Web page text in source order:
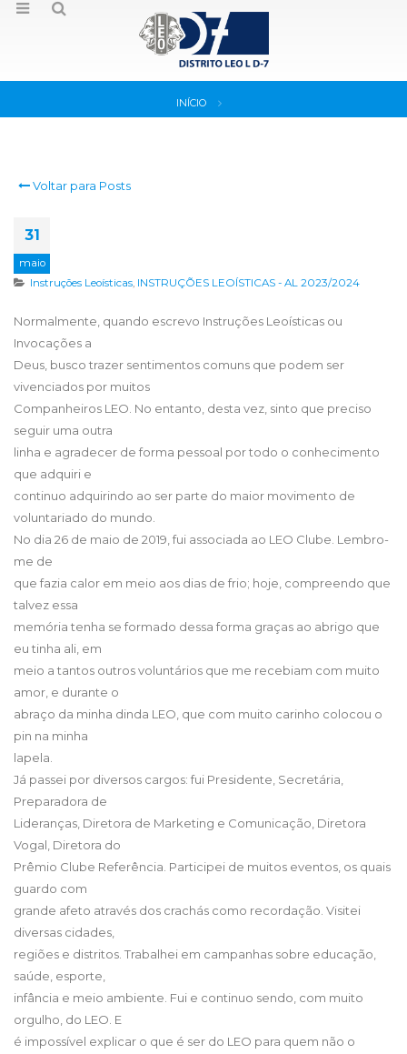
INÍCIO
Voltar para Posts
31
maio
Instruções Leoísticas, INSTRUÇÕES LEOÍSTICAS - AL 2023/2024
Normalmente, quando escrevo Instruções Leoísticas ou
Invocações a
Deus, busco trazer sentimentos comuns que podem ser
vivenciados por muitos
Companheiros LEO. No entanto, desta vez, sinto que preciso
seguir uma outra
linha e agradecer de forma pessoal por todo o conhecimento
que adquiri e
continuo adquirindo ao ser parte do maior movimento de
voluntariado do mundo.
No dia 26 de maio de 2019, fui associada ao LEO Clube. Lembro-
me de
que fazia calor em meio aos dias de frio; hoje, compreendo que
talvez essa
memória tenha se formado dessa forma graças ao abrigo que
eu tinha ali, em
meio a tantos outros voluntários que me recebiam com muito
amor, e durante o
abraço da minha dinda LEO, que com muito carinho colocou o
pin na minha
lapela.
Já passei por diversos cargos: fui Presidente, Secretária,
Preparadora de
Lideranças, Diretora de Marketing e Comunicação, Diretora
Vogal, Diretora do
Prêmio Clube Referência. Participei de muitos eventos, os quais
guardo com
grande afeto através dos crachás como recordação. Visitei
diversas cidades,
regiões e distritos. Trabalhei em campanhas sobre educação,
saúde, esporte,
infância e meio ambiente. Fui e continuo sendo, com muito
orgulho, do LEO. E
é impossível explicar o que é ser do LEO para quem não o